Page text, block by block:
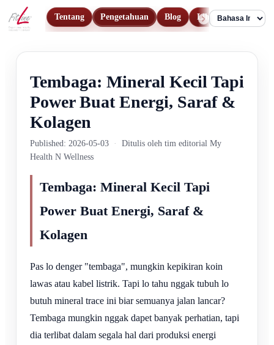
Tentang Pengetahuan Blog Lihat Produk
Language
Tembaga: Mineral Kecil Tapi
Power Buat Energi, Saraf &
Kolagen
Published: 2026-05-03 ·
Ditulis oleh tim editorial My
Health N Wellness
Tembaga: Mineral Kecil Tapi
Power Buat Energi, Saraf &
Kolagen
Pas lo denger "tembaga", mungkin kepikiran koin
lawas atau kabel listrik. Tapi lo tahu nggak tubuh lo
butuh mineral trace ini biar semuanya jalan lancar?
Tembaga mungkin nggak dapet banyak perhatian, tapi
dia terlibat dalam segala hal dari produksi energi